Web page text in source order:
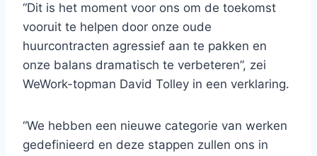
“Dit is het moment voor ons om de toekomst
vooruit te helpen door onze oude
huurcontracten agressief aan te pakken en
onze balans dramatisch te verbeteren”, zei
WeWork-topman David Tolley in een verklaring.
“We hebben een nieuwe categorie van werken
gedefinieerd en deze stappen zullen ons in